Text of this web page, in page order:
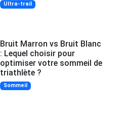
Ultra-trail
Bruit Marron vs Bruit Blanc
: Lequel choisir pour
optimiser votre sommeil de
triathlète ?
Sommeil